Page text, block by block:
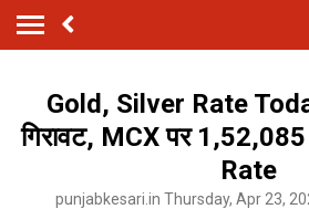
Gold, Silver Rate
गिरावट, MCX पर
Rate
punjabkesari.in Thursday, Apr 23,